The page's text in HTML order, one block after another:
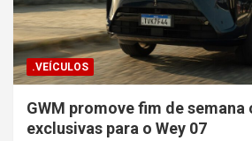
.VEÍCULOS
GWM promove fim de
exclusivas para o Wey 07